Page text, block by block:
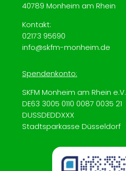
40789 Monheim am Rhein
Kontakt:
02173 95690
info@skfm-monheim.de
Spendenkonto:
SKFM Monheim am Rhein e.V.
DE63 3005 0110 0087 0035 21
DUSSDEDDXXX
Stadtsparkasse Düsseldorf